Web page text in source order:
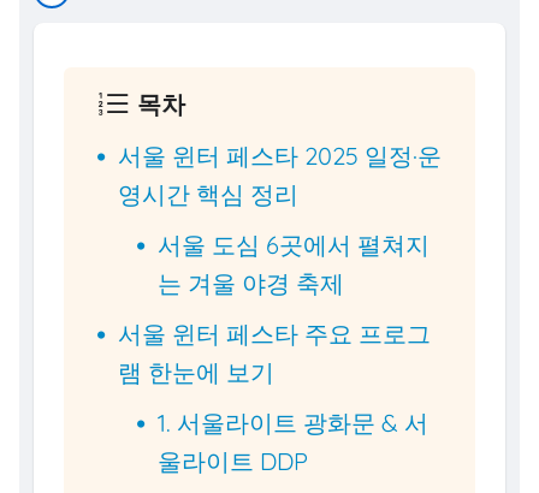
목차
서울 윈터 페스타 2025 일정·운
영시간 핵심 정리
서울 도심 6곳에서 펼쳐지
는 겨울 야경 축제
서울 윈터 페스타 주요 프로그
램 한눈에 보기
1. 서울라이트 광화문 & 서
울라이트 DDP